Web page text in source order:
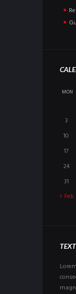
MON
3
10
17
24
31
Feb